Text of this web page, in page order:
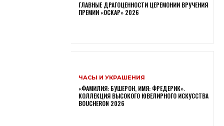
ГЛАВНЫЕ ДРАГОЦЕННОСТИ ЦЕРЕМОНИИ ВРУЧЕНИЯ
ПРЕМИИ «ОСКАР» 2026
ЧАСЫ И УКРАШЕНИЯ
«ФАМИЛИЯ: БУШЕРОН, ИМЯ: ФРЕДЕРИК».
КОЛЛЕКЦИЯ ВЫСОКОГО ЮВЕЛИРНОГО ИСКУССТВА
BOUCHERON 2026